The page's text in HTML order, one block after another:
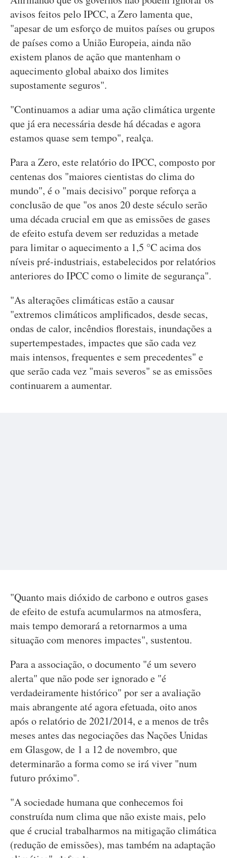
avisos feitos pelo IPCC, a Zero lamenta que,
"apesar de um esforço de muitos países ou grupos
de países como a União Europeia, ainda não
existem planos de ação que mantenham o
aquecimento global abaixo dos limites
supostamente seguros".
"Continuamos a adiar uma ação climática urgente
que já era necessária desde há décadas e agora
estamos quase sem tempo", realça.
Para a Zero, este relatório do IPCC, composto por
centenas dos "maiores cientistas do clima do
mundo", é o "mais decisivo" porque reforça a
conclusão de que "os anos 20 deste século serão
uma década crucial em que as emissões de gases
de efeito estufa devem ser reduzidas a metade
para limitar o aquecimento a 1,5 °C acima dos
níveis pré-industriais, estabelecidos por relatórios
anteriores do IPCC como o limite de segurança".
"As alterações climáticas estão a causar
"extremos climáticos amplificados, desde secas,
ondas de calor, incêndios florestais, inundações a
supertempestades, impactes que são cada vez
mais intensos, frequentes e sem precedentes" e
que serão cada vez "mais severos" se as emissões
continuarem a aumentar.
"Quanto mais dióxido de carbono e outros gases
de efeito de estufa acumularmos na atmosfera,
mais tempo demorará a retornarmos a uma
situação com menores impactes", sustentou.
Para a associação, o documento "é um severo
alerta" que não pode ser ignorado e "é
verdadeiramente histórico" por ser a avaliação
mais abrangente até agora efetuada, oito anos
após o relatório de 2021/2014, e a menos de três
meses antes das negociações das Nações Unidas
em Glasgow, de 1 a 12 de novembro, que
determinarão a forma como se irá viver "num
futuro próximo".
"A sociedade humana que conhecemos foi
construída num clima que não existe mais, pelo
que é crucial trabalharmos na mitigação climática
(redução de emissões), mas também na adaptação